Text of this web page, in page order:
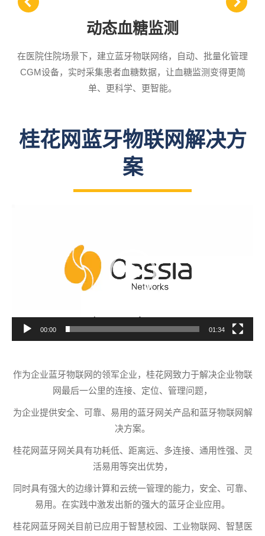
动态血糖监测
在医院住院场景下，建立蓝牙物联网络，自动、批量化管理
CGM设备，实时采集患者血糖数据，让血糖监测变得更简
单、更科学、更智能。
桂花网蓝牙物联网解决方
案
00:00 01:34
作为企业蓝牙物联网的领军企业，桂花网致力于解决企业物联
网最后一公里的连接、定位、管理问题，
为企业提供安全、可靠、易用的蓝牙网关产品和蓝牙物联网解
决方案。
桂花网蓝牙网关具有功耗低、距离远、多连接、通用性强、灵
活易用等突出优势，
同时具有强大的边缘计算和云统一管理的能力，安全、可靠、
易用。在实践中激发出新的强大的蓝牙企业应用。
桂花网蓝牙网关目前已应用于智慧校园、工业物联网、智慧医